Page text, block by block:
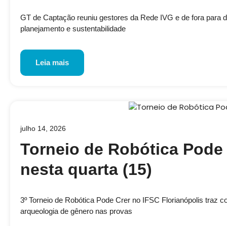
GT de Captação reuniu gestores da Rede IVG e de fora para
planejamento e sustentabilidade
Leia mais
julho 14, 2026
Torneio de Robótica
nesta quarta (15)
3º Torneio de Robótica Pode Crer no IFSC Florianópolis traz
arqueologia de gênero nas provas